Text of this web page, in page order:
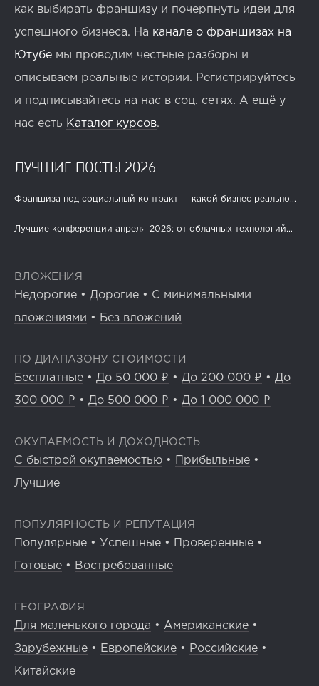
как выбирать франшизу и почерпнуть идеи для
успешного бизнеса. На канале о франшизах на
Ютубе мы проводим честные разборы и
описываем реальные истории. Регистрируйтесь
и подписывайтесь на нас в соц. сетях. А ещё у
нас есть Каталог курсов.
ЛУЧШИЕ ПОСТЫ 2026
Франшиза под социальный контракт — какой бизнес реально...
Лучшие конференции апреля-2026: от облачных технологий...
ВЛОЖЕНИЯ
Недорогие • Дорогие • С минимальными
вложениями • Без вложений
ПО ДИАПАЗОНУ СТОИМОСТИ
Бесплатные • До 50 000 ₽ • До 200 000 ₽ • До
300 000 ₽ • До 500 000 ₽ • До 1 000 000 ₽
ОКУПАЕМОСТЬ И ДОХОДНОСТЬ
С быстрой окупаемостью • Прибыльные •
Лучшие
ПОПУЛЯРНОСТЬ И РЕПУТАЦИЯ
Популярные • Успешные • Проверенные •
Готовые • Востребованные
ГЕОГРАФИЯ
Для маленького города • Американские •
Зарубежные • Европейские • Российские •
Китайские